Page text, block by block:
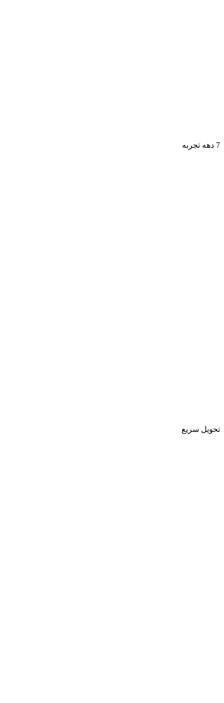
7 دهه تجربه
تحویل سریع